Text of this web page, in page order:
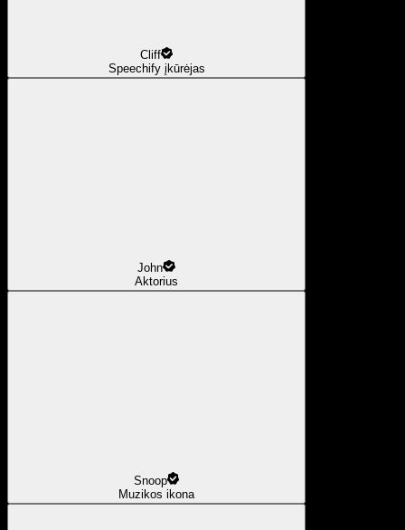
Cliff
Speechify įkūrėjas
John
Aktorius
Snoop
Muzikos ikona